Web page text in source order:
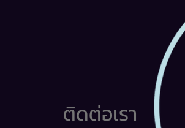
ติดต่อเรา